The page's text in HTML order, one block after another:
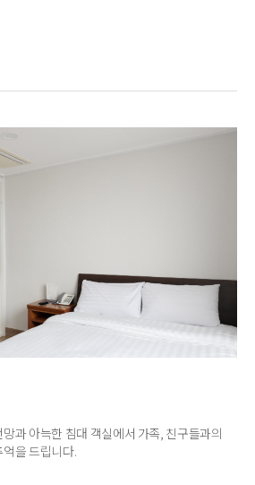
과 아늑한 침대 객실에서 가족, 친구들과의
을 드립니다.